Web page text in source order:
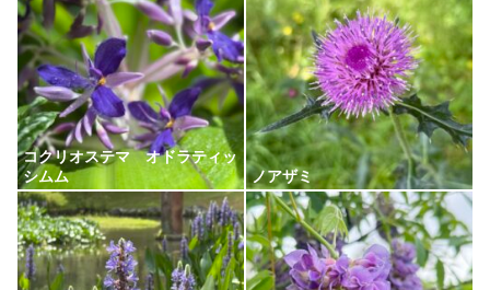
コクリオステマ オドラティッ
シムム
ノアザミ